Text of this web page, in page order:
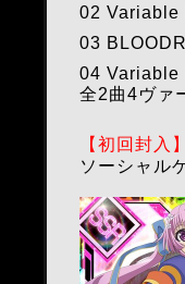
02 Variable
03
04 Variable
全2曲4ヴァ
【初回封入】
ソーシャル